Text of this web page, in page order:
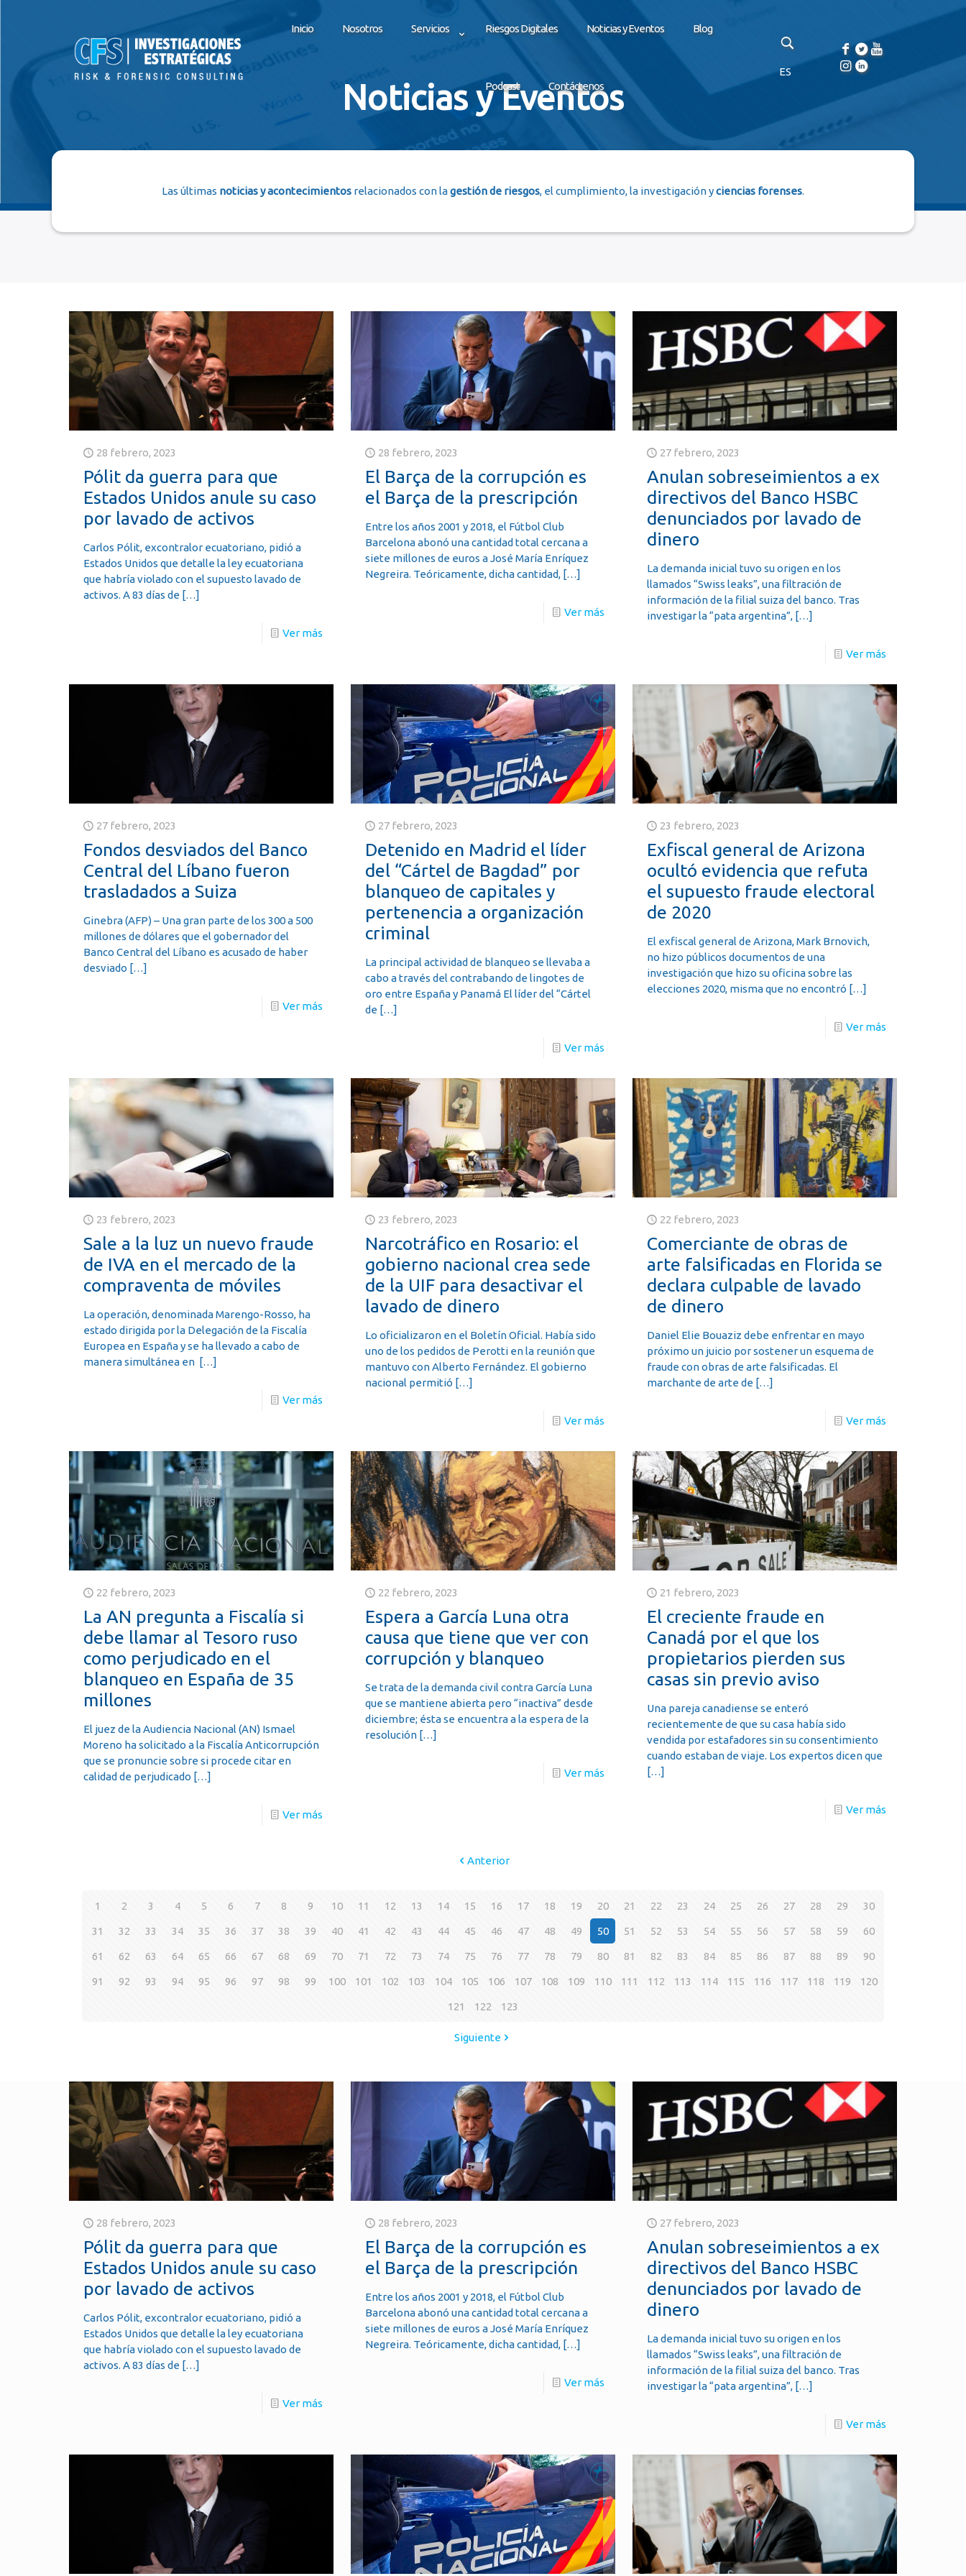
Inicio Nosotros Servicios Riesgos Digitales Noticias y Eventos Blog
Podcast Contáctenos
ES
Noticias y Eventos
Las últimas noticias y acontecimientos relacionados con lagestión de riesgos, el cumplimiento, la investigación yciencias forenses.
28 febrero, 2023
Pólit da guerra para que
Estados Unidos anule su caso
por lavado de activos
Carlos Pólit, excontralor ecuatoriano, pidió a
Estados Unidos que detalle la ley ecuatoriana
que habría violado con el supuesto lavado de
activos. A 83 días de[…]
Ver más
28 febrero, 2023
El Barça de la corrupción es
el Barça de la prescripción
Entre los años 2001 y 2018, el Fútbol Club
Barcelona abonó una cantidad total cercana a
siete millones de euros a José María Enríquez
Negreira. Teóricamente, dicha cantidad,[…]
Ver más
27 febrero, 2023
Anulan sobreseimientos a ex
directivos del Banco HSBC
denunciados por lavado de
dinero
La demanda inicial tuvo su origen en los
llamados “Swiss leaks”, una filtración de
información de la filial suiza del banco. Tras
investigar la “pata argentina”,[…]
Ver más
27 febrero, 2023
Fondos desviados del Banco
Central del Líbano fueron
trasladados a Suiza
Ginebra (AFP) – Una gran parte de los 300 a 500
millones de dólares que el gobernador del
Banco Central del Líbano es acusado de haber
desviado […]
Ver más
27 febrero, 2023
Detenido en Madrid el líder
del “Cártel de Bagdad” por
blanqueo de capitales y
pertenencia a organización
criminal
La principal actividad de blanqueo se llevaba a
cabo a través del contrabando de lingotes de
oro entre España y Panamá El líder del “Cártel
de[…]
Ver más
23 febrero, 2023
Exfiscal general de Arizona
ocultó evidencia que refuta
el supuesto fraude electoral
de 2020
El exfiscal general de Arizona, Mark Brnovich,
no hizo públicos documentos de una
investigación que hizo su oficina sobre las
elecciones 2020, misma que no encontró […]
Ver más
23 febrero, 2023
Sale a la luz un nuevo fraude
de IVA en el mercado de la
compraventa de móviles
La operación, denominada Marengo-Rosso, ha
estado dirigida por la Delegación de la Fiscalía
Europea en España y se ha llevado a cabo de
manera simultánea en […]
Ver más
23 febrero, 2023
Narcotráfico en Rosario: el
gobierno nacional crea sede
de la UIF para desactivar el
lavado de dinero
Lo oficializaron en el Boletín Oficial. Había sido
uno de los pedidos de Perotti en la reunión que
mantuvo con Alberto Fernández. El gobierno
nacional permitió […]
Ver más
22 febrero, 2023
Comerciante de obras de
arte falsificadas en Florida se
declara culpable de lavado
de dinero
Daniel Elie Bouaziz debe enfrentar en mayo
próximo un juicio por sostener un esquema de
fraude con obras de arte falsificadas. El
marchante de arte de[…]
Ver más
22 febrero, 2023
La AN pregunta a Fiscalía si
debe llamar al Tesoro ruso
como perjudicado en el
blanqueo en España de 35
millones
El juez de la Audiencia Nacional (AN) Ismael
Moreno ha solicitado a la Fiscalía Anticorrupción
que se pronuncie sobre si procede citar en
calidad de perjudicado […]
Ver más
22 febrero, 2023
Espera a García Luna otra
causa que tiene que ver con
corrupción y blanqueo
Se trata de la demanda civil contra García Luna
que se mantiene abierta pero “inactiva” desde
diciembre; ésta se encuentra a la espera de la
resolución[…]
Ver más
21 febrero, 2023
El creciente fraude en
Canadá por el que los
propietarios pierden sus
casas sin previo aviso
Una pareja canadiense se enteró
recientemente de que su casa había sido
vendida por estafadores sin su consentimiento
cuando estaban de viaje. Los expertos dicen que
[…]
Ver más
Anterior
1 2 3 4 5 6 7 8 9 10 11 12 13 14 15 16 17 18 19 20 21 22 23 24 25 26 27 28 29 30
31 32 33 34 35 36 37 38 39 40 41 42 43 44 45 46 47 48 49 50 51 52 53 54 55 56 57 58 59 60
61 62 63 64 65 66 67 68 69 70 71 72 73 74 75 76 77 78 79 80 81 82 83 84 85 86 87 88 89 90
91 92 93 94 95 96 97 98 99 100 101 102 103 104 105 106 107 108 109 110 111 112 113 114 115 116 117 118 119 120
121 122 123
Siguiente
28 febrero, 2023
Pólit da guerra para que
Estados Unidos anule su caso
por lavado de activos
Carlos Pólit, excontralor ecuatoriano, pidió a
Estados Unidos que detalle la ley ecuatoriana
que habría violado con el supuesto lavado de
activos. A 83 días de[…]
Ver más
28 febrero, 2023
El Barça de la corrupción es
el Barça de la prescripción
Entre los años 2001 y 2018, el Fútbol Club
Barcelona abonó una cantidad total cercana a
siete millones de euros a José María Enríquez
Negreira. Teóricamente, dicha cantidad,[…]
Ver más
27 febrero, 2023
Anulan sobreseimientos a ex
directivos del Banco HSBC
denunciados por lavado de
dinero
La demanda inicial tuvo su origen en los
llamados “Swiss leaks”, una filtración de
información de la filial suiza del banco. Tras
investigar la “pata argentina”,[…]
Ver más